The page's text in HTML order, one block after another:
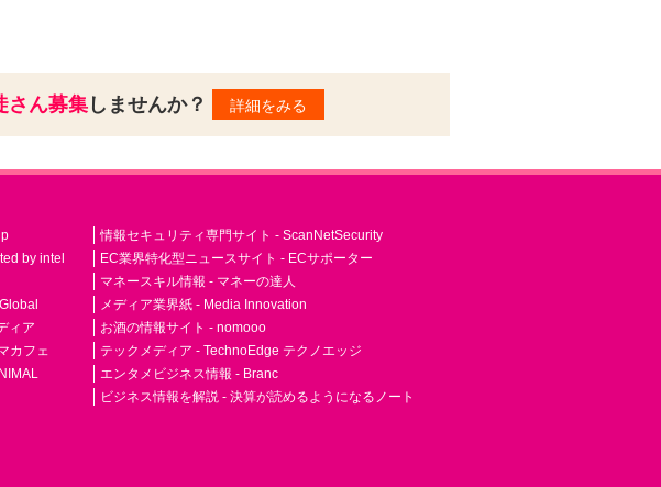
さん募集しませんか？ 詳細をみる
by intel
ィア
カフェ
情報セキュリティ専門サイト - ScanNetSecurity
EC業界特化型ニュースサイト - ECサポーター
マネースキル情報 - マネーの達人
メディア業界紙 - Media Innovation
お酒の情報サイト - nomooo
テックメディア - TechnoEdge テクノエッジ
エンタメビジネス情報 - Branc
ビジネス情報を解説 - 決算が読めるようになるノート